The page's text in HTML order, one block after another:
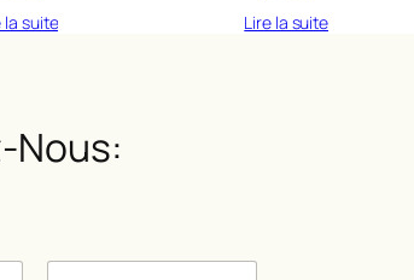
la suite Lire la suite
Nous: